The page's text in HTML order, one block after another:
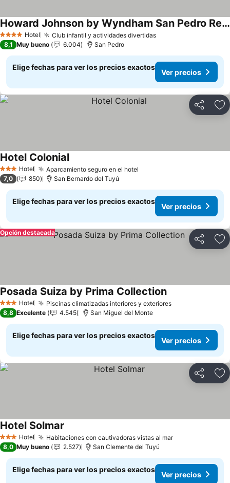
4 EstrellasHotel Club infantil y actividades divertidas
Howard Johnson by Wyndham San Pedro Resort & Marina
8,1 Muy bueno 6.004 San Pedro
Elige fechas para ver los precios exactos
Ver precios
Compartir
3 Estrellas
Hotel Aparcamiento seguro en el hotel
Hotel Colonial
7,0 850 San Bernardo del Tuyú
Elige fechas para ver los precios exactos
Ver precios
Compartir
Opción destacada
3 Estrellas
Hotel Piscinas climatizadas interiores y exteriores
Posada Suiza by Prima Collection
8,8 Excelente 4.545 San Miguel del Monte
Elige fechas para ver los precios exactos
Ver precios
Compartir
3 Estrellas
Hotel Habitaciones con cautivadoras vistas al mar
Hotel Solmar
8,0 Muy bueno 2.527 San Clemente del Tuyú
Elige fechas para ver los precios exactos
Ver precios